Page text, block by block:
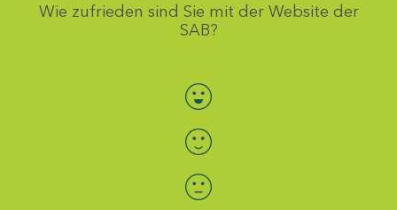
Wie zufrieden sind Sie mit der Website der
SAB?
Bewertung auswählen